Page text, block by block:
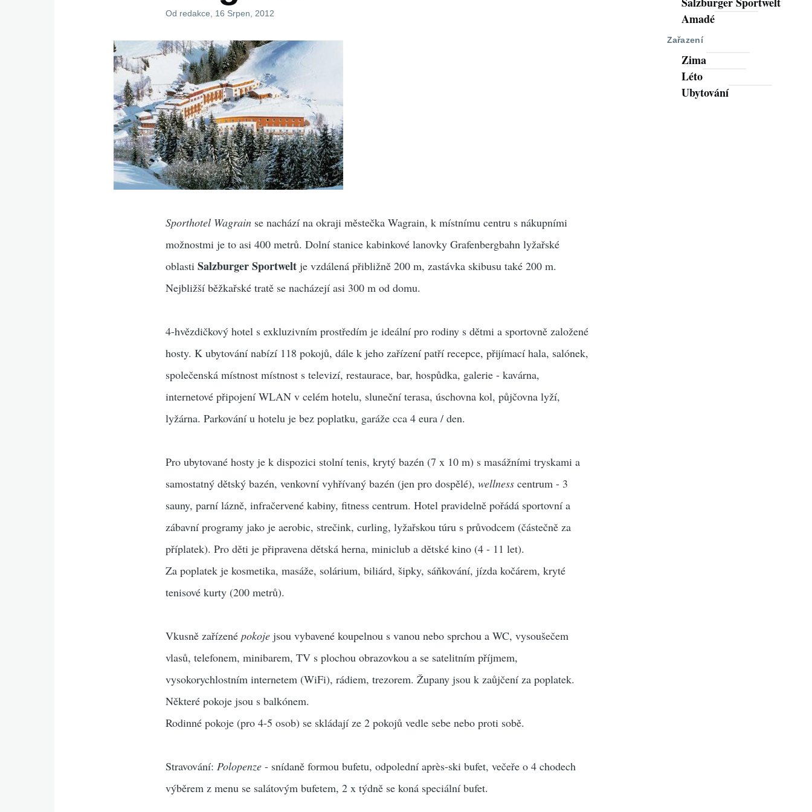
Od redakce , 16 Srpen, 2012
Sporthotel Wagrain se nachází na okraji městečka Wagrain, k místnímu centru s nákupními
možnostmi je to asi 400 metrů. Dolní stanice kabinkové lanovky Grafenbergbahn lyžařské
oblastiSalzburger Sportwelt je vzdálená přibližně 200 m, zastávka skibusu také 200 m.
Nejbližší běžkařské tratě se nacházejí asi 300 m od domu.
4-hvězdičkový hotel s exkluzivním prostředím je ideální pro rodiny s dětmi a sportovně založené
hosty. K ubytování nabízí 118 pokojů, dále k jeho zařízení patří recepce, přijímací hala, salónek,
společenská místnost místnost s televizí, restaurace, bar, hospůdka, galerie - kavárna,
internetové připojení WLAN v celém hotelu, sluneční terasa, úschovna kol, půjčovna lyží,
lyžárna. Parkování u hotelu je bez poplatku, garáže cca 4 eura / den.
Pro ubytované hosty je k dispozici stolní tenis, krytý bazén (7 x 10 m) s masážními tryskami a
samostatný dětský bazén, venkovní vyhřívaný bazén (jen pro dospělé),wellness centrum - 3
sauny, parní lázně, infračervené kabiny, fitness centrum. Hotel pravidelně pořádá sportovní a
zábavní programy jako je aerobic, strečink, curling, lyžařskou túru s průvodcem (částečně za
příplatek). Pro děti je připravena dětská herna, miniclub a dětské kino (4 - 11 let).
Za poplatek je kosmetika, masáže, solárium, biliárd, šipky, sáňkování, jízda kočárem, kryté
tenisové kurty (200 metrů).
Vkusně zařízenépokoje jsou vybavené koupelnou s vanou nebo sprchou a WC, vysoušečem
vlasů, telefonem, minibarem, TV s plochou obrazovkou a se satelitním příjmem,
vysokorychlostním internetem (WiFi), rádiem, trezorem. Župany jsou k zaůjčení za poplatek.
Některé pokoje jsou s balkónem.
Rodinné pokoje (pro 4-5 osob) se skládají ze 2 pokojů vedle sebe nebo proti sobě.
Stravování:Polopenze - snídaně formou bufetu, odpolední après-ski bufet, večeře o 4 chodech
výběrem z menu se salátovým bufetem, 2 x týdně se koná speciální bufet.
Amadé
Zařazení
Zima
Léto
Ubytování